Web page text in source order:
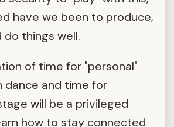
have we been to produce,
do things well.
of time for "personal"
dance and time for
will be a privileged
how to stay connected